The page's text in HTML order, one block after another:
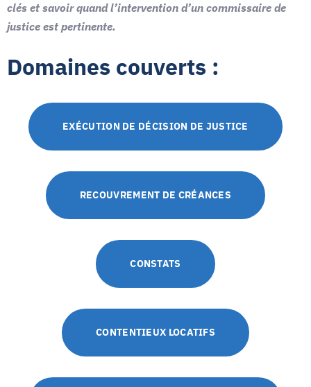
clés et savoir quand l’intervention d’un commissaire de
justice est pertinente.
Domaines couverts :
EXÉCUTION DE DÉCISION DE JUSTICE
RECOUVREMENT DE CRÉANCES
CONSTATS
CONTENTIEUX LOCATIFS